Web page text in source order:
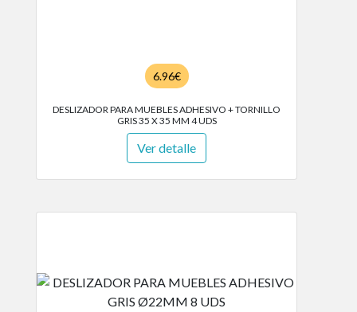
6.96€
DESLIZADOR PARA MUEBLES ADHESIVO + TORNILLO
GRIS 35 X 35 MM 4 UDS
Ver detalle